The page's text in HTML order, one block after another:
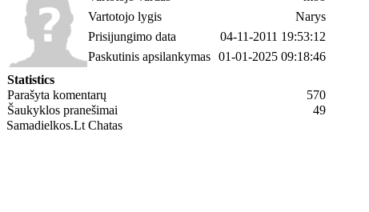
Vartotojo lygis
Narys
Prisijungimo data
04-11-2011 19:53:12
Paskutinis apsilankymas 01-01-2025 09:18:46
Statistics
Parašyta komentarų
570
Šaukyklos pranešimai
49
Samadielkos.Lt Chatas